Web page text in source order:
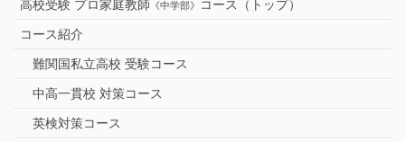
高校受験 プロ家庭教師 《中学部》 コース（トップ）
コース紹介
難関国私立高校 受験コース
中高一貫校 対策コース
英検対策コース